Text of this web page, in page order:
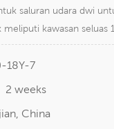
saluran udara dwi
kawasan seluas
18Y-7
2 weeks
China